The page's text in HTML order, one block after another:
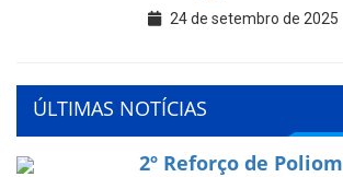
24 de setembro de 2025
ÚLTIMAS NOTÍCIAS
2º Reforço de